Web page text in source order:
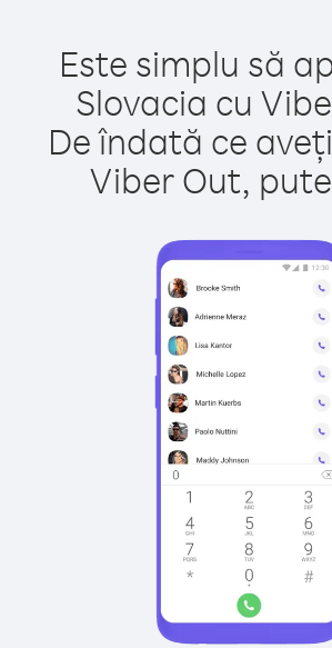
Este simplu să
Slovacia cu
De îndată ce
Viber Out,